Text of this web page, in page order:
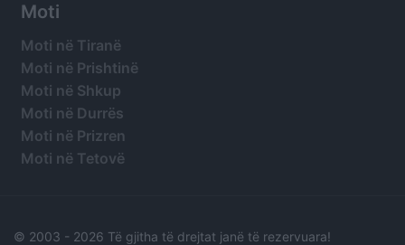
Moti
Moti në Tiranë
Moti në Prishtinë
Moti në Shkup
Moti në Durrës
Moti në Prizren
Moti në Tetovë
© 2003 - 2026 Të gjitha të drejtat janë të rezervuara!